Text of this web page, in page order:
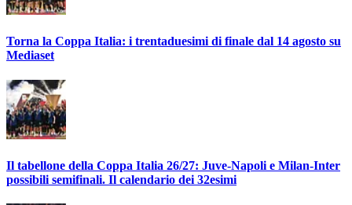
Torna la Coppa Italia: i trentaduesimi di finale dal 14 agosto su
Mediaset
Il tabellone della Coppa Italia 26/27: Juve-Napoli e Milan-Inter
possibili semifinali. Il calendario dei 32esimi